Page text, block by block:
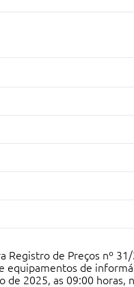
de Preços nº
de
de 2025, as 09:00 horas,